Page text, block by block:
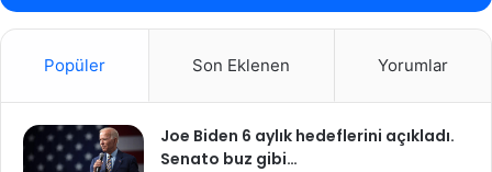
Popüler Son Eklenen Yorumlar
Joe Biden 6 aylık hedeflerini açıkladı.
Senato buz gibi…